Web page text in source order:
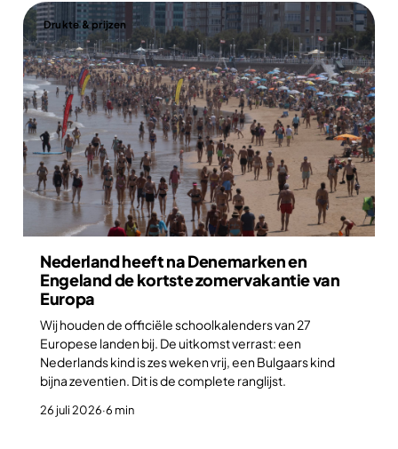
Drukte & prijzen
Nederland heeft na Denemarken en
Engeland de kortste zomervakantie van
Europa
Wij houden de officiële schoolkalenders van 27
Europese landen bij. De uitkomst verrast: een
Nederlands kind is zes weken vrij, een Bulgaars kind
bijna zeventien. Dit is de complete ranglijst.
26 juli 2026·6 min